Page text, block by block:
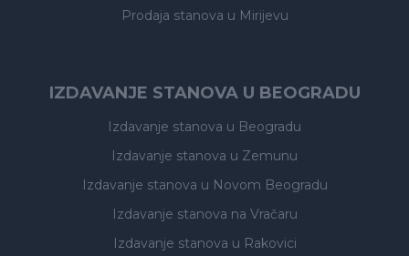
Prodaja stanova u Mirijevu
IZDAVANJE STANOVA U BEOGRADU
Izdavanje stanova u Beogradu
Izdavanje stanova u Zemunu
Izdavanje stanova u Novom Beogradu
Izdavanje stanova na Vračaru
Izdavanje stanova u Rakovici